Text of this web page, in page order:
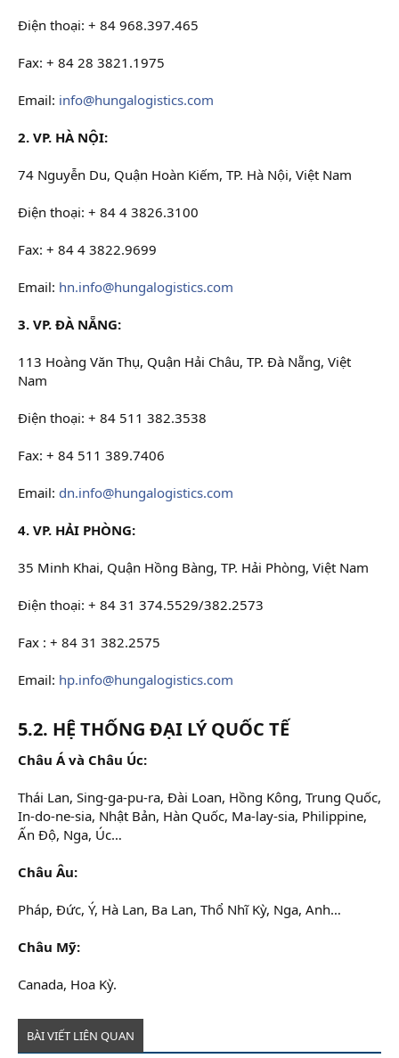
Điện thoại: + 84 968.397.465
Fax: + 84 28 3821.1975
Email: info@hungalogistics.com
2. VP. HÀ NỘI:
74 Nguyễn Du, Quận Hoàn Kiếm, TP. Hà Nội, Việt Nam
Điện thoại: + 84 4 3826.3100
Fax: + 84 4 3822.9699
Email: hn.info@hungalogistics.com
3. VP. ĐÀ NẴNG:
113 Hoàng Văn Thụ, Quận Hải Châu, TP. Đà Nẵng, Việt
Nam
Điện thoại: + 84 511 382.3538
Fax: + 84 511 389.7406
Email: dn.info@hungalogistics.com
4. VP. HẢI PHÒNG:
35 Minh Khai, Quận Hồng Bàng, TP. Hải Phòng, Việt Nam
Điện thoại: + 84 31 374.5529/382.2573
Fax : + 84 31 382.2575
Email: hp.info@hungalogistics.com
5.2. HỆ THỐNG ĐẠI LÝ QUỐC TẾ
Châu Á và Châu Úc:
Thái Lan, Sing-ga-pu-ra, Đài Loan, Hồng Kông, Trung Quốc,
In-do-ne-sia, Nhật Bản, Hàn Quốc, Ma-lay-sia, Philippine,
Ấn Độ, Nga, Úc…
Châu Âu:
Pháp, Đức, Ý, Hà Lan, Ba Lan, Thổ Nhĩ Kỳ, Nga, Anh…
Châu Mỹ:
Canada, Hoa Kỳ.
BÀI VIẾT LIÊN QUAN